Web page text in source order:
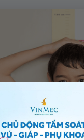
thì có cao lên